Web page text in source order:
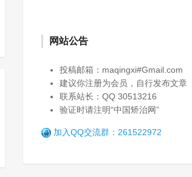
网站公告
投稿邮箱：maqingxi#Gmail.com
建议你注册为会员，自行发布文章
联系站长：QQ 30513216
验证时请注明“中国矫治网”
加入QQ交流群：261522972